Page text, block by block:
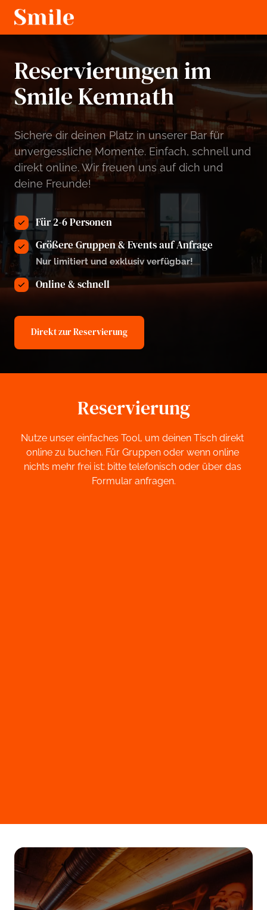
Reservierungen im
Smile Kemnath
Sichere dir deinen Platz in unserer Bar für
unvergessliche Momente. Einfach, schnell und
direkt online. Wir freuen uns auf dich und
deine Freunde!
Für 2-6 Personen
Größere Gruppen & Events auf Anfrage
Nur limitiert und exklusiv verfügbar!
Online & schnell
Direkt zur Reservierung
Reservierung
Nutze unser einfaches Tool, um deinen Tisch direkt
online zu buchen. Für Gruppen oder wenn online
nichts mehr frei ist: bitte telefonisch oder über das
Formular anfragen.